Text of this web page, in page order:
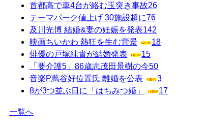
首都高で車4台が絡む玉突き事故26
テーマパーク値上げ 30施設超に76
及川光博 結婚&妻の妊娠を発表142
映画ちいかわ 熱狂を生む背景
18
俳優の戸塚純貴が結婚発表
15
「要介護5」86歳志茂田景樹の今50
音楽P蔦谷好位置氏 離婚を公表
3
8が3つ並ぶ日に「はちみつ婚」
17
一覧へ